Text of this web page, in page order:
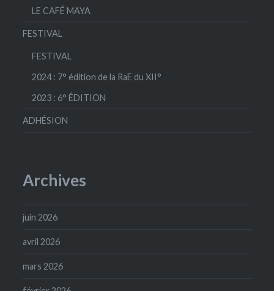
LE CAFÉ MAYA
FESTIVAL
FESTIVAL
2024 : 7° édition de la RaE du XII°
2023 : 6° ÉDITION
ADHÉSION
Archives
juin 2026
avril 2026
mars 2026